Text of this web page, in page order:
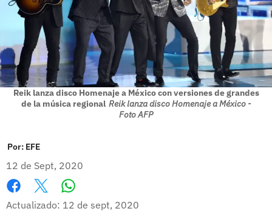
Reik lanza disco Homenaje a México con versiones de grandes
de la música regional Reik lanza disco Homenaje a México -
Foto AFP
Por: EFE
12 de Sept, 2020
Facebook
X
Actualizado: 12 de sept, 2020